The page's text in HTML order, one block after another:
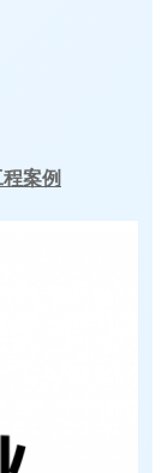
案例